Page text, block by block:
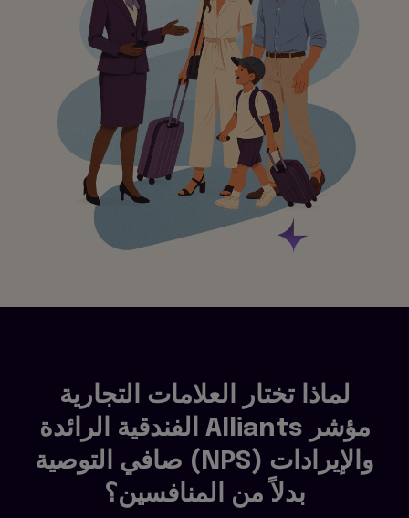
لماذا تختار العلامات التجارية
الفندقية الرائدة Alliants مؤشر
صافي التوصية (NPS) والإيرادات
بدلاً من المنافسين؟